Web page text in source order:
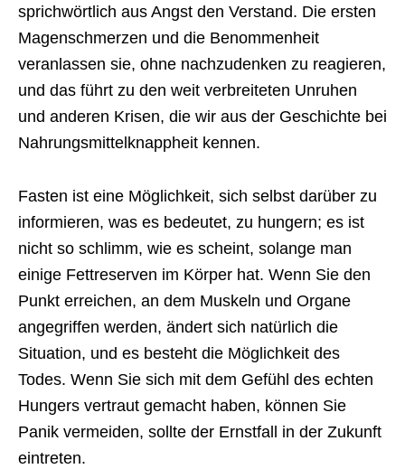
sprichwörtlich aus Angst den Verstand. Die ersten
Magenschmerzen und die Benommenheit
veranlassen sie, ohne nachzudenken zu reagieren,
und das führt zu den weit verbreiteten Unruhen
und anderen Krisen, die wir aus der Geschichte bei
Nahrungsmittelknappheit kennen.
Fasten ist eine Möglichkeit, sich selbst darüber zu
informieren, was es bedeutet, zu hungern; es ist
nicht so schlimm, wie es scheint, solange man
einige Fettreserven im Körper hat. Wenn Sie den
Punkt erreichen, an dem Muskeln und Organe
angegriffen werden, ändert sich natürlich die
Situation, und es besteht die Möglichkeit des
Todes. Wenn Sie sich mit dem Gefühl des echten
Hungers vertraut gemacht haben, können Sie
Panik vermeiden, sollte der Ernstfall in der Zukunft
eintreten.